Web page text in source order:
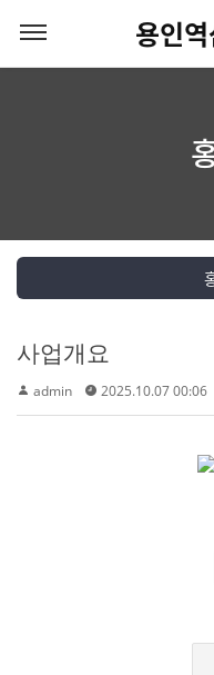
용인
사업개요
admin 2025.10.07 00:06